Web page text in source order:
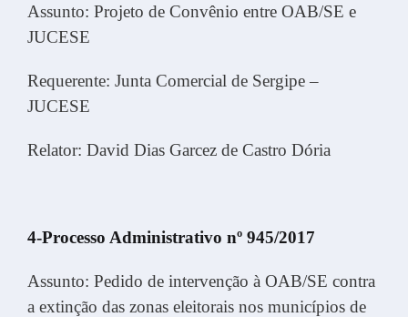
Assunto: Projeto de Convênio entre OAB/SE e
JUCESE
Requerente: Junta Comercial de Sergipe –
JUCESE
Relator: David Dias Garcez de Castro Dória
4-Processo Administrativo nº 945/2017
Assunto: Pedido de intervenção à OAB/SE contra
a extinção das zonas eleitorais nos municípios de